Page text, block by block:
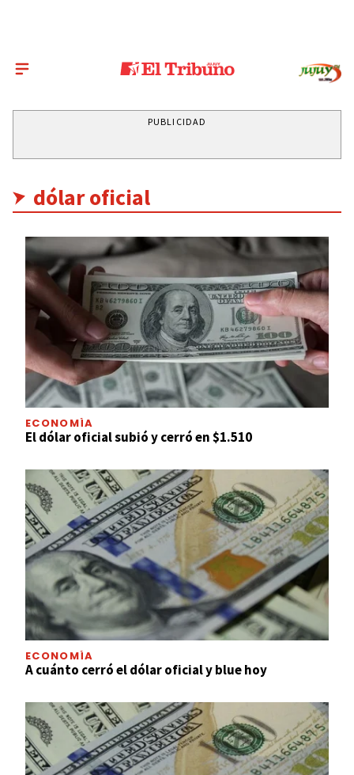
PUBLICIDAD
dólar oficial
ECONOMÍA
El dólar oficial subió y cerró en $1.510
ECONOMÍA
A cuánto cerró el dólar oficial y blue hoy